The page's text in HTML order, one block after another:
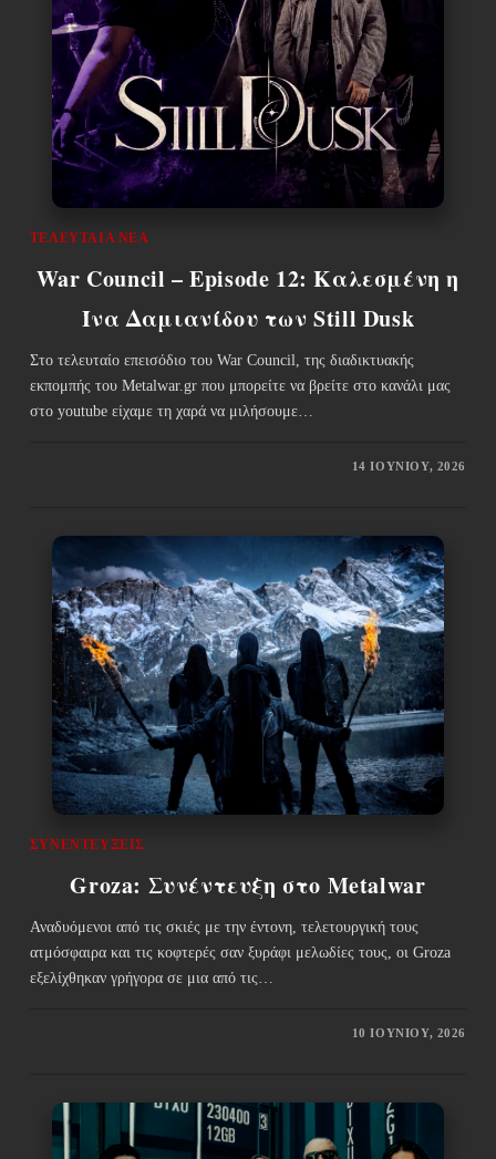
ΤΕΛΕΥΤΑΊΑ ΝΈΑ
War Council – Episode 12: Καλεσμένη η
Ίνα Δαμιανίδου των Still Dusk
Στο τελευταίο επεισόδιο του War Council, της διαδικτυακής
εκπομπής του Metalwar.gr που μπορείτε να βρείτε στο κανάλι μας
στο youtube είχαμε τη χαρά να μιλήσουμε…
14 ΙΟΥΝΊΟΥ, 2026
ΣΥΝΕΝΤΕΎΞΕΙΣ
Groza: Συνέντευξη στο Metalwar
Αναδυόμενοι από τις σκιές με την έντονη, τελετουργική τους
ατμόσφαιρα και τις κοφτερές σαν ξυράφι μελωδίες τους, οι Groza
εξελίχθηκαν γρήγορα σε μια από τις…
10 ΙΟΥΝΊΟΥ, 2026